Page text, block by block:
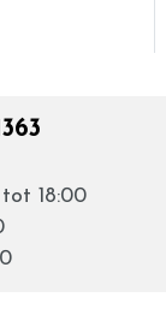
18:00